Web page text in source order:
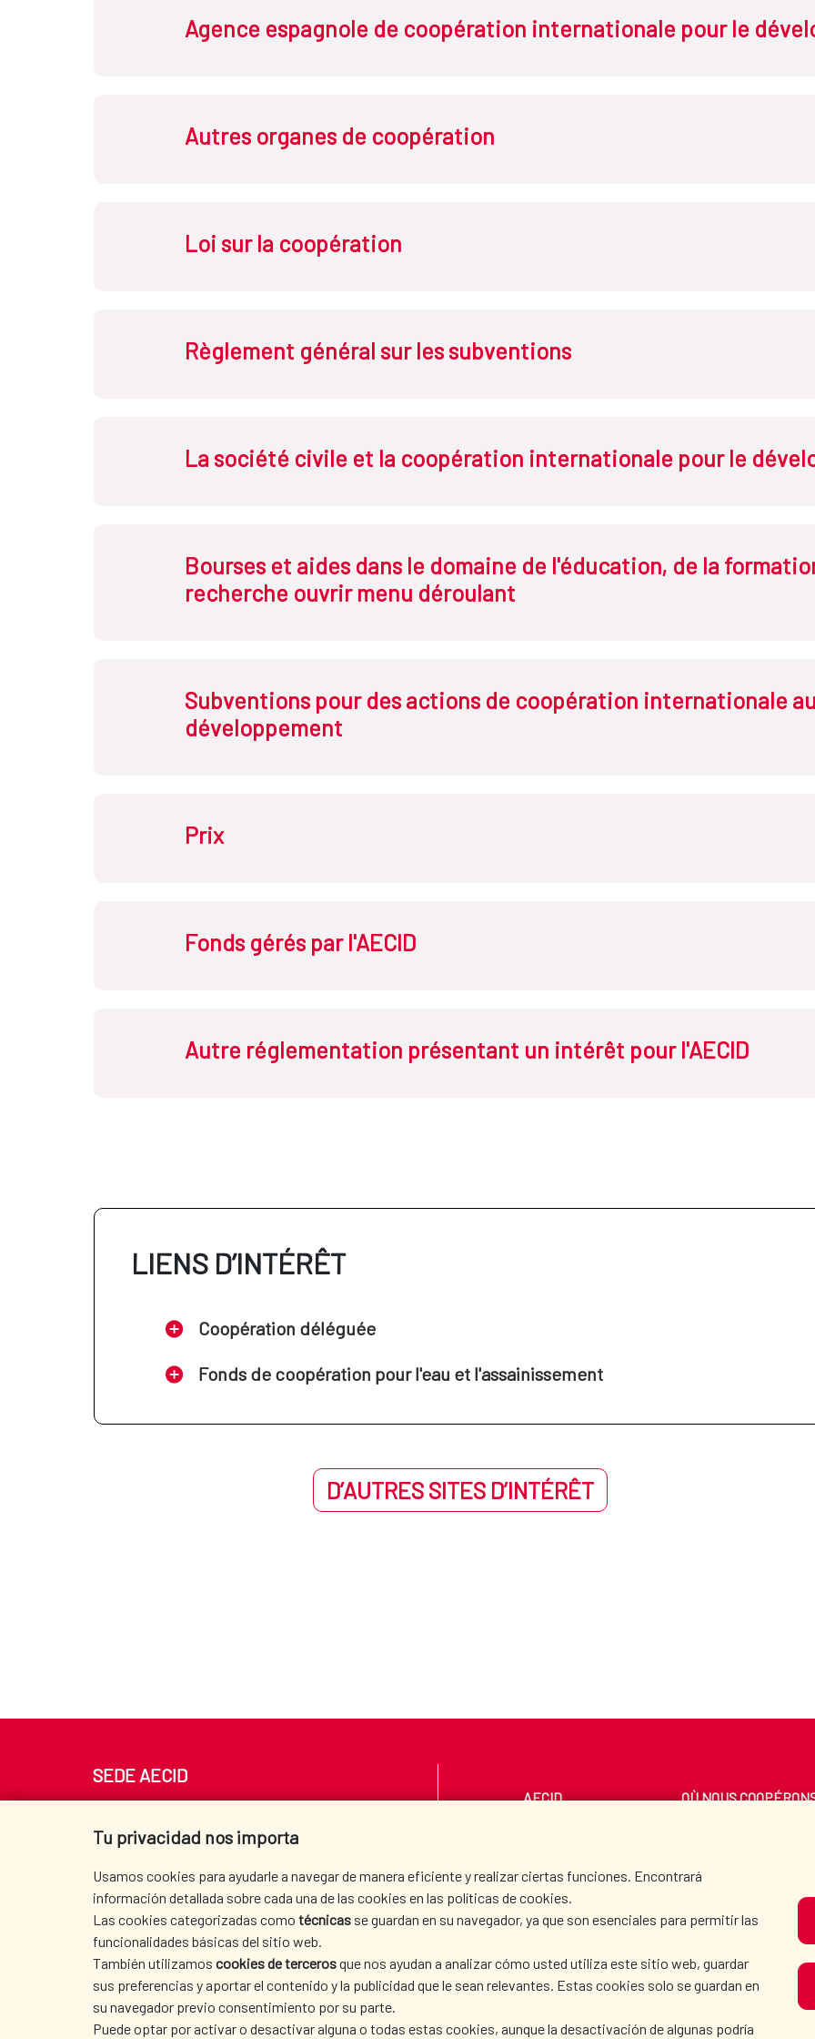
Agence espagnole de coopération internationale pour le
Autres organes de coopération
Consejo de Política Exterior
Consejo Superior de Cooperación para el Desarrollo Sostenible y la Solidaridad Global
Loi sur la coopération
Règlement général sur les subventions
La société civile et la coopération internationale pour le
Bourses et aides dans le domaine de l'éducation, de la
recherche ouvrir menu déroulant
Subventions pour des actions de coopération internationale au
développement
Prix
Fonds gérés par l'AECID
Autre réglementation présentant un intérêt pour l'AECID
LIENS D’INTÉRÊT
Coopération déléguée
Fonds de coopération pour l'eau et l'assainissement
D’AUTRES SITES D’INTÉRÊT
Tu privacidad nos importa
Usamos cookies para ayudarle a navegar de manera eficiente y realizar ciertas funciones. Encontrará
información detallada sobre cada una de las cookies en las políticas de cookies.
Las cookies categorizadas como técnicas se guardan en su navegador, ya que son esenciales para permitir las
funcionalidades básicas del sitio web.
También utilizamos cookies de tercerosque nos ayudan a analizar cómo usted utiliza este sitio web, guardar
sus preferencias y aportar el contenido y la publicidad que le sean relevantes. Estas cookies solo se guardan en
su navegador previo consentimiento por su parte.
Puede optar por activar o desactivar alguna o todas estas cookies, aunque la desactivación de algunas podría
SEDE AECID
Tel. +34 900 20 30 54​​​​​​​
AECID OÙ NOUS
SALLE DE PRESSE CULTURE ET SCIENCE